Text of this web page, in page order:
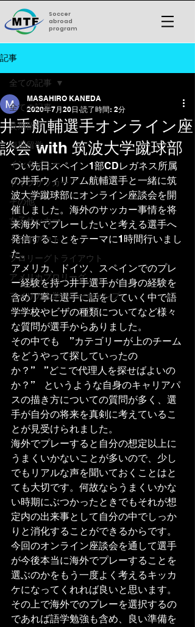
Soccer
abroad
program
記事
全ての記事
長期留学
短期留学
インタビュー
ドイツサッカー
その他
女子サッカー
トライアウト
プロリーグトライアウト
アメリカプロリーグ
アメリカ大学サマーキャンプ
全ての記事
井手航輔選手オンライン座
談会 with 筑波大学蹴球部
MASAHIRO KANEDA
2020年7月20日 読了時間: 2分
つい先日スペイン1部CDレガネス所属
の井手ウィリアム航輔選手と一緒に筑
波大学蹴球部にオンライン座談会を開
催しました。海外のサッカー事情を将
来海外でプレーしたいと考える選手へ
発信することをテーマに1時間行いまし
た。
アメリカ、ドイツ、スペインでのプレ
ー経験を持つ井手選手が自身の経験を
含め丁寧に選手に話をしていく中で語
学学校やビザの種類についてなど様々
な質問が選手からありました。
その中でも　”カテゴリーが上のチーム
をどうやって探していったの
か？”　”どこで代理人を探せばよいの
か？”　というような自身のキャリアパ
スの描き方についての質問が多く、選
手が自分の将来を真剣に考えているこ
とが見受けられました。
海外でプレーすると自分の想定以上に
うまくいかないことが多いので、少し
でもリアルな声を聞いておくことはと
ても大切です。何故ならうまくいかな
い時期にぶつかったときでもそれが想
定内の出来事として自分の中でしっか
りと消化することができるからです。
今回のオンライン座談会を通して選手
が今後本当に海外でプレーすることを
選ぶのかをもう一度よく考えるキッカ
ケになってくれれば良いと思います。
その上で海外でのプレーを選択するの
であれば語学勉強も含め、良い準備を